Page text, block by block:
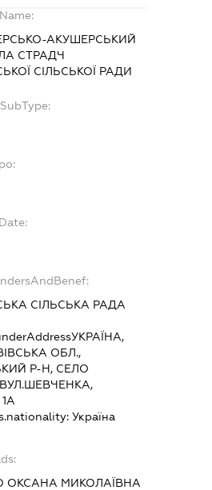
АКУШЕРСЬКИЙ
СТРАДЧ
СІЛЬСЬКОЇ РАДИ
СІЛЬСЬКА РАДА
УКРАЇНА,
ОБЛ.,
Р-Н, СЕЛО
Україна
ОКСАНА МИКОЛАЇВНА